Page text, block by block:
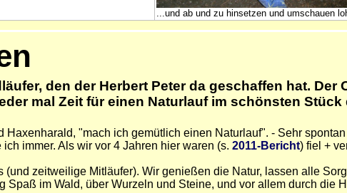
...und ab und zu hinsetzen und umschauen
den der Herbert Peter da geschaffen hat.
mal Zeit für einen Naturlauf im schönsten
"mach ich gemütlich einen Naturlauf". - Sehr
immer. Als wir vor 4 Jahren hier waren (s. 2011-Bericht) fiel +
(und zeitweilige Mitläufer). Wir genießen die Natur, lassen alle
Spaß im Wald, über Wurzeln und Steine, und vor allem durch die